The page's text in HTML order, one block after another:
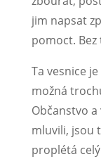
jim napsat
pomoct.
Ta vesnice
možná
Občanstvo
mluvili, jsou
proplétá